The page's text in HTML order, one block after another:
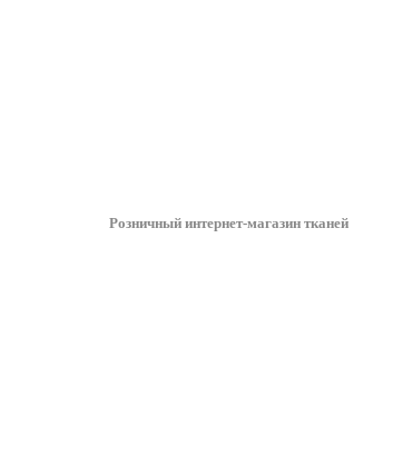
Розничный интернет-магазин тканей